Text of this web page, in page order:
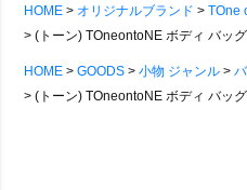
HOME オリジナルブランド TOne
(トーン) TOneontoNE ボディ バッグ キャンバス ショ
HOME GOODS 小物 ジャンル
(トーン) TOneontoNE ボディ バッグ キャンバス ショ